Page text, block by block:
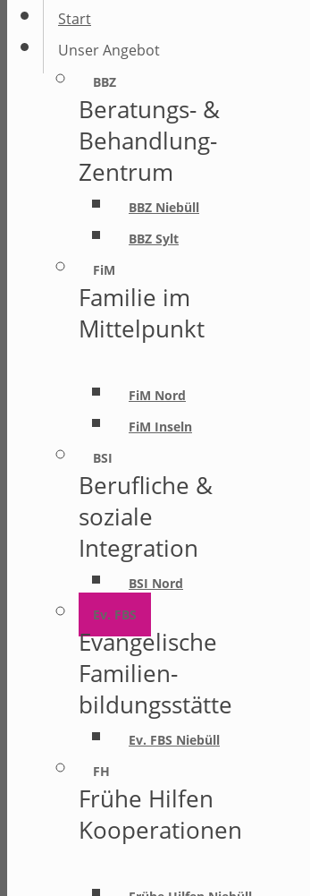
Start
Unser Angebot
BBZ
Beratungs- &
Behandlung-
Zentrum
BBZ Niebüll
BBZ Sylt
FiM
Familie im
Mittelpunkt
FiM Nord
FiM Inseln
BSI
Berufliche &
soziale
Integration
BSI Nord
Ev. FBS
Evangelische
Familien-
bildungsstätte
Ev. FBS Niebüll
FH
Frühe Hilfen
Kooperationen